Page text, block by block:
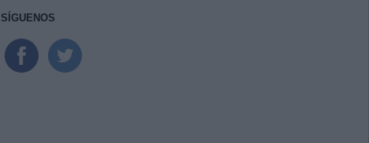
SÍGUENOS